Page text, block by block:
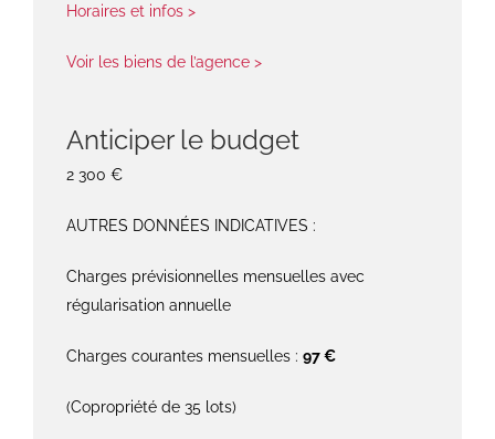
Horaires et infos >
Voir les biens de l’agence >
Anticiper le budget
2 300 €
AUTRES DONNÉES INDICATIVES :
Charges prévisionnelles mensuelles avec
régularisation annuelle
Charges courantes mensuelles : 97 €
(Copropriété de 35 lots)